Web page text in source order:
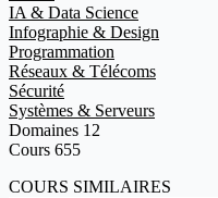
IA & Data Science
Infographie & Design
Programmation
Réseaux & Télécoms
Sécurité
Systèmes & Serveurs
Domaines 12
Cours 655
COURS SIMILAIRES